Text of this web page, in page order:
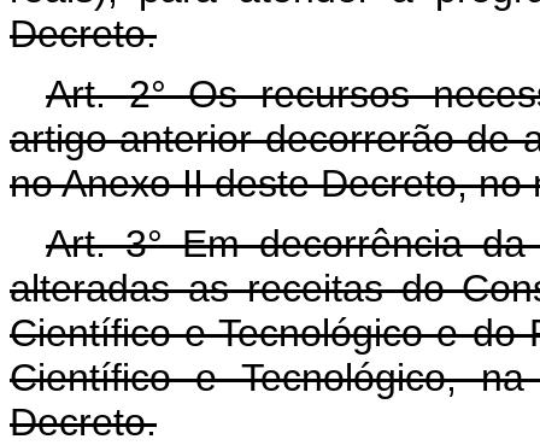
Decreto.
Art. 2° Os recursos
artigo anterior decorrerão de
no Anexo II deste Decreto,
Art. 3° Em decorrência
alteradas as receitas do
Científico e Tecnológico e do
Científico e Tecnológico,
Decreto.